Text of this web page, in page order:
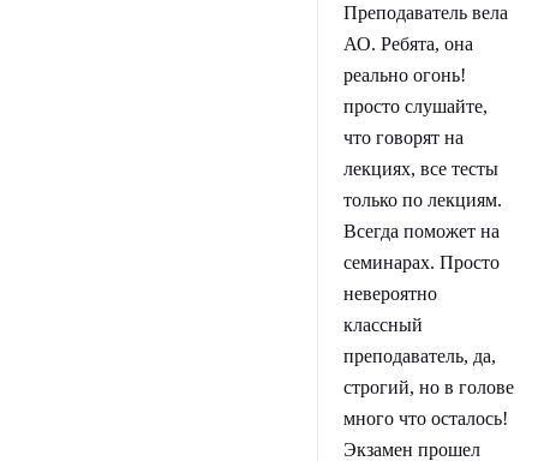
Преподаватель вела
АО. Ребята, она
реально огонь!
просто слушайте,
что говорят на
лекциях, все тесты
только по лекциям.
Всегда поможет на
семинарах. Просто
невероятно
классный
преподаватель, да,
строгий, но в голове
много что осталось!
Экзамен прошел